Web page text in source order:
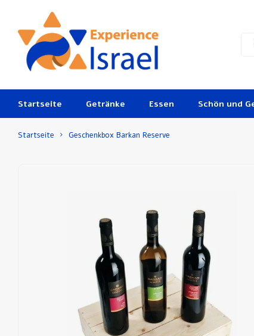
Startseite Getränke Essen Schön und
Startseite Geschenkbox Barkan Reserve